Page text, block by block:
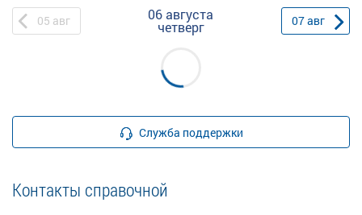
05 авг 06 августа
четверг 07авг
Служба поддержки
Контакты справочной